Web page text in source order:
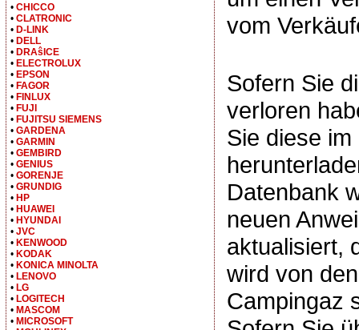
vom
Sofern Sie
verloren
Sie diese
Datenbank
neuen
aktualisiert,
wird von
Campingaz
• CHICCO
• CLATRONIC
• D-LINK
• DELL
• DRAŝICE
• ELECTROLUX
• EPSON
• FAGOR
• FINLUX
• FUJI
• FUJITSU SIEMENS
• GARDENA
• GARMIN
• GEMBIRD
• GENIUS
• GORENJE
• GRUNDIG
• HP
• HUAWEI
• HYUNDAI
• JVC
• KENWOOD
• KODAK
• KONICA MINOLTA
• LENOVO
• LG
• LOGITECH
• MASCOM
• MICROSOFT